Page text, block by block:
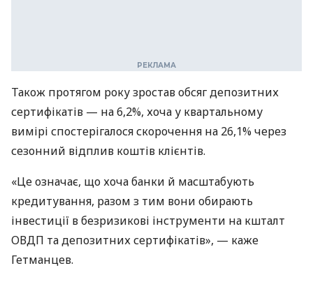
Також протягом року зростав обсяг депозитних
сертифікатів — на 6,2%, хоча у квартальному
вимірі спостерігалося скорочення на 26,1% через
сезонний відплив коштів клієнтів.
«Це означає, що хоча банки й масштабують
кредитування, разом з тим вони обирають
інвестиції в безризикові інструменти на кшталт
ОВДП та депозитних сертифікатів», — каже
Гетманцев.